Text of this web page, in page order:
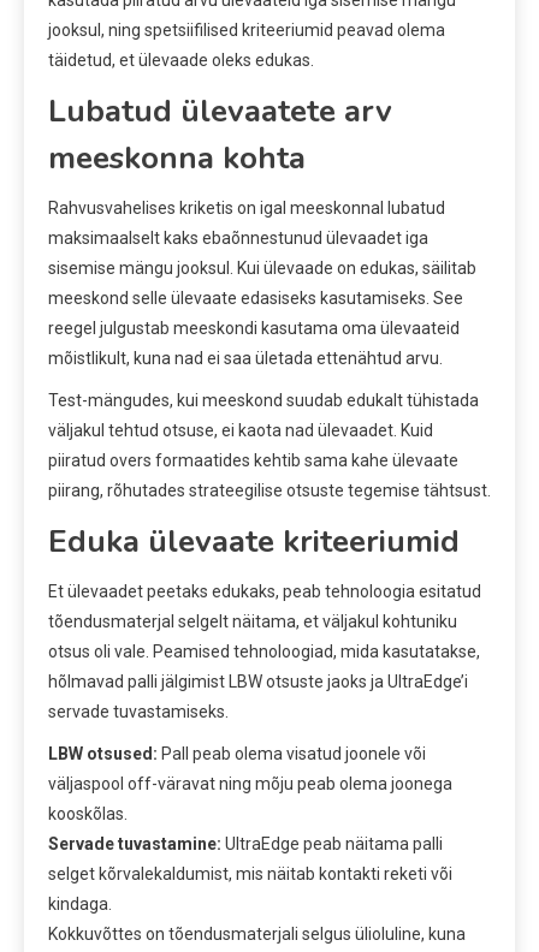
jooksul, ning spetsiifilised kriteeriumid peavad olema
täidetud, et ülevaade oleks edukas.
Lubatud ülevaatete arv
meeskonna kohta
Rahvusvahelises kriketis on igal meeskonnal lubatud
maksimaalselt kaks ebaõnnestunud ülevaadet iga
sisemise mängu jooksul. Kui ülevaade on edukas, säilitab
meeskond selle ülevaate edasiseks kasutamiseks. See
reegel julgustab meeskondi kasutama oma ülevaateid
mõistlikult, kuna nad ei saa ületada ettenähtud arvu.
Test-mängudes, kui meeskond suudab edukalt tühistada
väljakul tehtud otsuse, ei kaota nad ülevaadet. Kuid
piiratud overs formaatides kehtib sama kahe ülevaate
piirang, rõhutades strateegilise otsuste tegemise tähtsust.
Eduka ülevaate kriteeriumid
Et ülevaadet peetaks edukaks, peab tehnoloogia esitatud
tõendusmaterjal selgelt näitama, et väljakul kohtuniku
otsus oli vale. Peamised tehnoloogiad, mida kasutatakse,
hõlmavad palli jälgimist LBW otsuste jaoks ja UltraEdge’i
servade tuvastamiseks.
LBW otsused: Pall peab olema visatud joonele või
väljaspool off-väravat ning mõju peab olema joonega
kooskõlas.
Servade tuvastamine: UltraEdge peab näitama palli
selget kõrvalekaldumist, mis näitab kontakti reketi või
kindaga.
Kokkuvõttes on tõendusmaterjali selgus ülioluline, kuna